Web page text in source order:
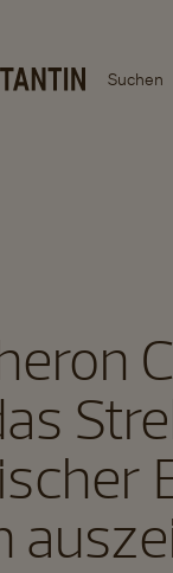
Suchen